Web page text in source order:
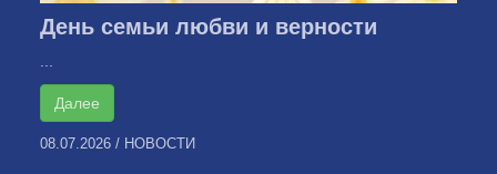
День семьи любви и верности
Далее
08.07.2026 / НОВОСТИ